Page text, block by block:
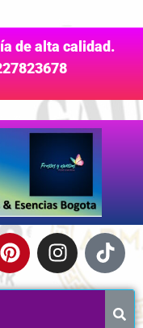
de alta calidad.